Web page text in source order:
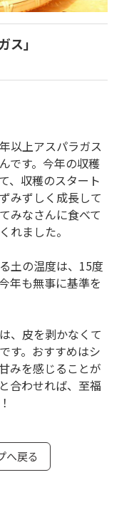
ス」
以上アスパラガス
です。今年の収穫
、収穫のスタート
みずしく成長して
みなさんに食べて
れました。
土の温度は、15度
年も無事に基準を
、皮を剥かなくて
す。おすすめはシ
みを感じることが
合わせれば、至福
へ戻る